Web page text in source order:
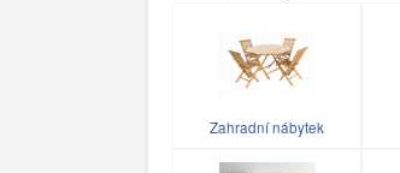
Zahradní nábytek